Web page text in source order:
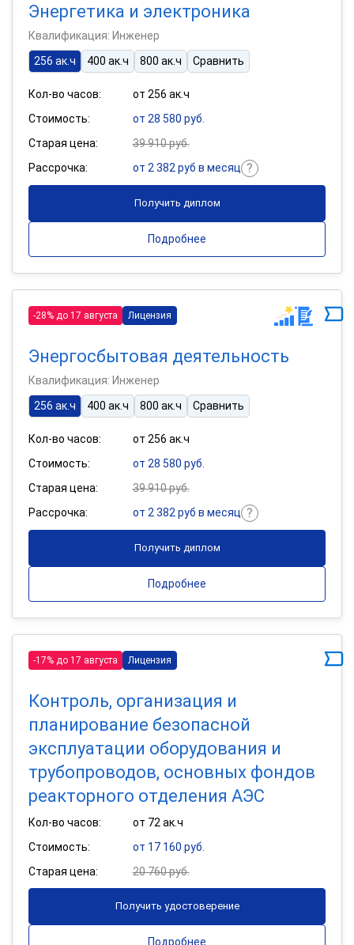
Энергетика и электроника
Квалификация: Инженер
256 ак.ч
400 ак.ч 800 ак.ч Сравнить
Кол-во часов:
от 256 ак.ч
Стоимость:
от 28 580 руб.
Старая цена:
39 910 руб.
Рассрочка:
от 2 382 руб в месяц
Получить диплом
Подробнее
-28% до 17 августа Лицензия
Энергосбытовая деятельность
Квалификация: Инженер
256 ак.ч
400 ак.ч 800 ак.ч Сравнить
Кол-во часов:
от 256 ак.ч
Стоимость:
от 28 580 руб.
Старая цена:
39 910 руб.
Рассрочка:
от 2 382 руб в месяц
Получить диплом
Подробнее
-17% до 17 августа Лицензия
Контроль, организация и
планирование безопасной
эксплуатации оборудования и
трубопроводов, основных фондов
реакторного отделения АЭС
Кол-во часов:
от 72 ак.ч
Стоимость:
от 17 160 руб.
Старая цена:
20 760 руб.
Получить удостоверение
Подробнее